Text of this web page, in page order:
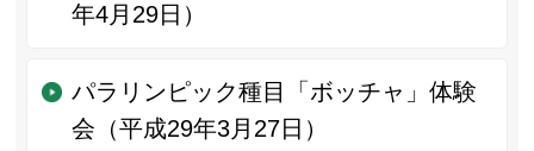
年4月29日）
パラリンピック種目「ボッチャ」体験
会（平成29年3月27日）